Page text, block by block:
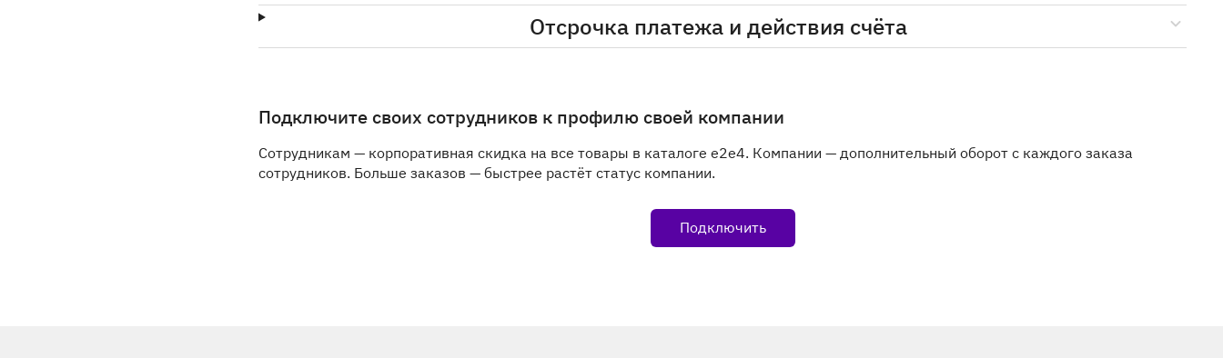
Отсрочка платежа и действия счёта
Подключите своих сотрудников к профилю своей компании
Сотрудникам — корпоративная скидка на все товары в каталоге e2e4. Компании — дополнительный оборот с каждого заказа
сотрудников. Больше заказов — быстрее растёт статус компании.
Подключить